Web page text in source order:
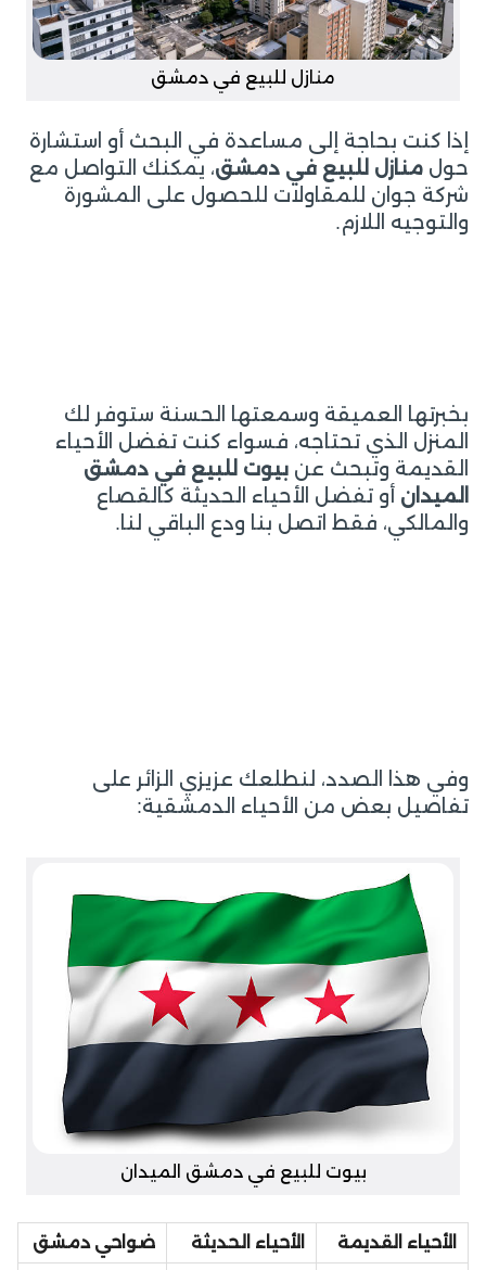
منازل للبيع في دمشق
إذا كنت بحاجة إلى مساعدة في البحث أو استشارة
حول منازل للبيع في دمشق، يمكنك التواصل مع
شركة جوان للمقاولات للحصول على المشورة
والتوجيه اللازم.
بخبرتها العميقة وسمعتها الحسنة ستوفر لك
المنزل الذي تحتاجه، فسواء كنت تفضل الأحياء
القديمة وتبحث عن بيوت للبيع في دمشق
الميدان أو تفضل الأحياء الحديثة كالقصاع
والمالكي، فقط اتصل بنا ودع الباقي لنا.
وفي هذا الصدد، لنطلعك عزيزي الزائر على
تفاصيل بعض من الأحياء الدمشقية:
بيوت للبيع في دمشق الميدان
الأحياء القديمة الأحياء الحديثة ضواحي دمشق